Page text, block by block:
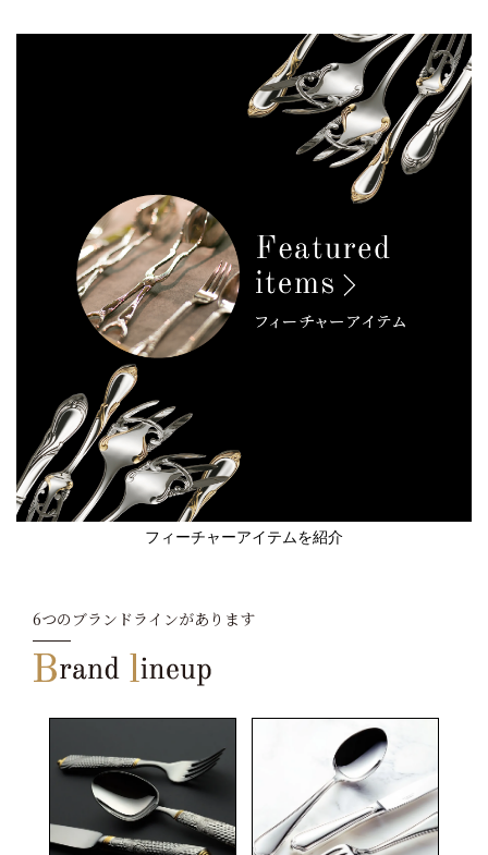
フィーチャーアイテムを紹介
6つのブランドラインがあります